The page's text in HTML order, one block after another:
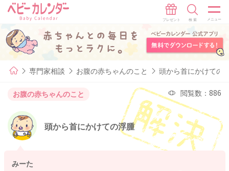
専門家相談 お腹の赤ちゃんのこと 頭から首にかけての
お腹の赤ちゃんのこと 閲覧数：886
頭から首にかけての浮腫
みーた